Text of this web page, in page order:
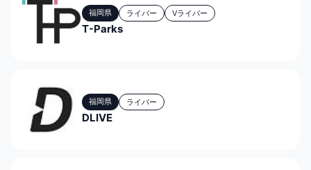
福岡県 ライバー Vライバー
T-Parks
福岡県 ライバー
DLIVE